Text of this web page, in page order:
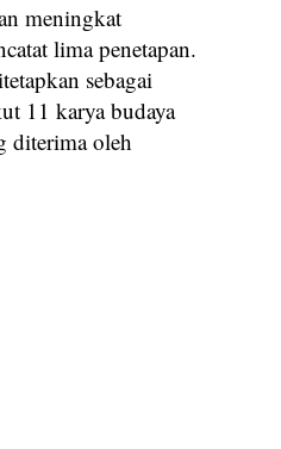
meningkat
lima penetapan.
sebagai
11 karya budaya
diterima oleh